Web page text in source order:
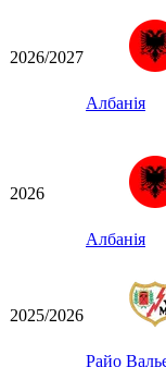
2026/2027
Албанія
2026
Албанія
2025/2026
Райо